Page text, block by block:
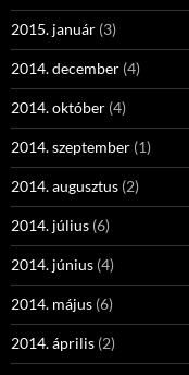
2015. január (3)
2014. december (4)
2014. október (4)
2014. szeptember (1)
2014. augusztus (2)
2014. július (6)
2014. június (4)
2014. május (6)
2014. április (2)